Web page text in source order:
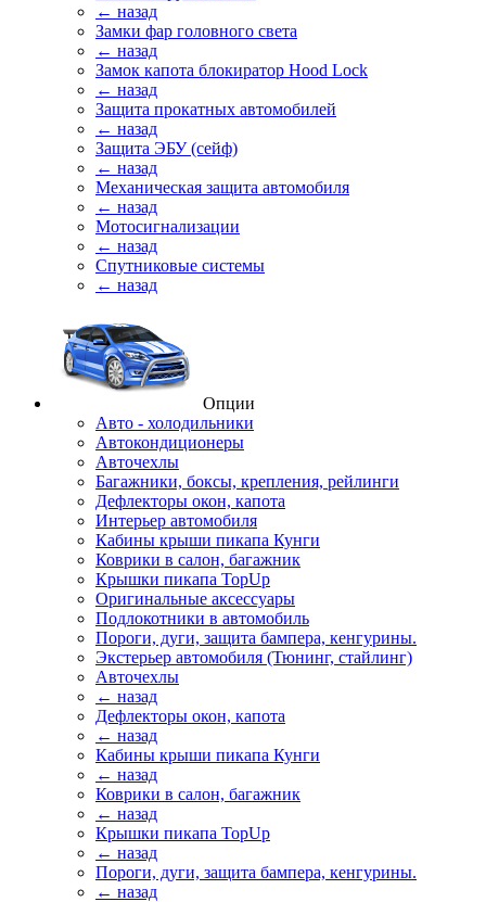
← назад
Замки фар головного света
← назад
Замок капота блокиратор Hood Lock
← назад
Защита прокатных автомобилей
← назад
Защита ЭБУ (сейф)
← назад
Механическая защита автомобиля
← назад
Мотосигнализации
← назад
Спутниковые системы
← назад
Опции
Авто - холодильники
Автокондиционеры
Авточехлы
Багажники, боксы, крепления, рейлинги
Дефлекторы окон, капота
Интерьер автомобиля
Кабины крыши пикапа Кунги
Коврики в салон, багажник
Крышки пикапа TopUp
Оригинальные аксессуары
Подлокотники в автомобиль
Пороги, дуги, защита бампера, кенгурины.
Экстерьер автомобиля (Тюнинг, стайлинг)
Авточехлы
← назад
Дефлекторы окон, капота
← назад
Кабины крыши пикапа Кунги
← назад
Коврики в салон, багажник
← назад
Крышки пикапа TopUp
← назад
Пороги, дуги, защита бампера, кенгурины.
← назад